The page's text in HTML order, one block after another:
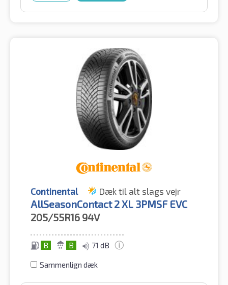
Continental Dæk til alt slags vejr
AllSeasonContact 2 XL 3PMSF EVC
205/55R16 94V
B B 71 dB
Sammenlign dæk